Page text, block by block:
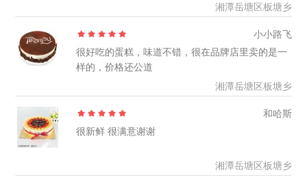
湘潭岳塘区板塘乡
小小路飞
很好吃的蛋糕，味道不错，很在品牌店里卖的是一
样的，价格还公道
湘潭岳塘区板塘乡
和哈斯
很新鲜 很满意谢谢
湘潭岳塘区板塘乡